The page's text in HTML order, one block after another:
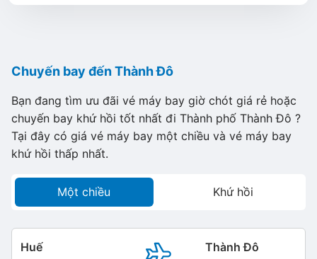
Chuyến bay đến Thành Đô
Bạn đang tìm ưu đãi vé máy bay giờ chót giá rẻ hoặc
chuyến bay khứ hồi tốt nhất đi Thành phố Thành Đô ?
Tại đây có giá vé máy bay một chiều và vé máy bay
khứ hồi thấp nhất.
Một chiều Khứ hồi
Huế Thành Đô